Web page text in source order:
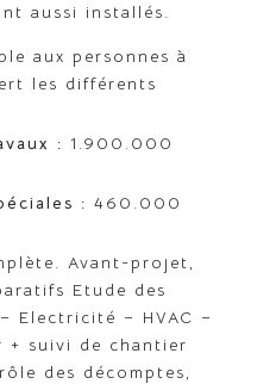
aussi installés.
aux personnes à
les différents
: 1.900.000
: 460.000
Avant-projet,
Etude des
Electricité – HVAC –
+ suivi de chantier
des décomptes,